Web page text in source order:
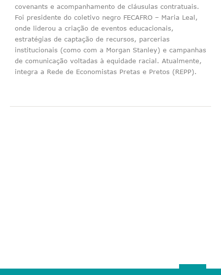
covenants e acompanhamento de cláusulas contratuais.
Foi presidente do coletivo negro FECAFRO – Maria Leal,
onde liderou a criação de eventos educacionais,
estratégias de captação de recursos, parcerias
institucionais (como com a Morgan Stanley) e campanhas
de comunicação voltadas à equidade racial. Atualmente,
integra a Rede de Economistas Pretas e Pretos (REPP).